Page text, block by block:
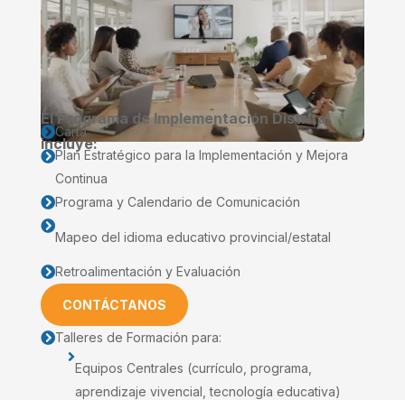
El Programa de Implementación Distrital
incluye:
Carta
Plan Estratégico para la Implementación y Mejora
Continua
Programa y Calendario de Comunicación

Mapeo del idioma educativo provincial/estatal
Retroalimentación y Evaluación
CONTÁCTANOS
Talleres de Formación para:

Equipos Centrales (currículo, programa,
aprendizaje vivencial, tecnología educativa)